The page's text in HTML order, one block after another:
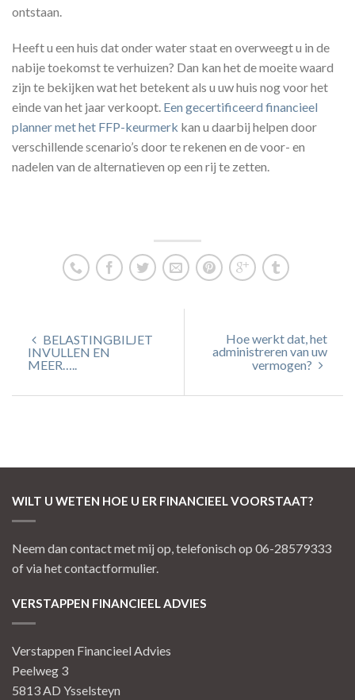
ontstaan.
Heeft u een huis dat onder water staat en overweegt u in de
nabije toekomst te verhuizen? Dan kan het de moeite waard
zijn te bekijken wat het betekent als u uw huis nog voor het
einde van het jaar verkoopt. Een gecertificeerd financieel
planner met het FFP-keurmerk kan u daarbij helpen door
verschillende scenario’s door te rekenen en de voor- en
nadelen van de alternatieven op een rij te zetten.
BELASTINGBILJET
INVULLEN EN
MEER…..
Hoe werkt dat, het
administreren van uw
vermogen?
WILT U WETEN HOE U ER FINANCIEEL VOORSTAAT?
Neem dan contact met mij op, telefonisch op 06-28579333
of via het contactformulier.
VERSTAPPEN FINANCIEEL ADVIES
Verstappen Financieel Advies
Peelweg 3
5813 AD Ysselsteyn